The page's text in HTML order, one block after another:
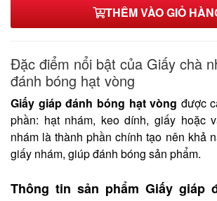
THÊM VÀO GIỎ
Đặc điểm nổi bật của Giấy chà
đánh bóng hạt vòng
Giấy giáp đánh bóng hạt vòng được
phần: hạt nhám, keo dính, giấy hoặc
nhám là thành phần chính tạo nên khả
giấy nhám, giúp đánh bóng sản phẩm.
Thông tin sản phẩm Giấy giáp